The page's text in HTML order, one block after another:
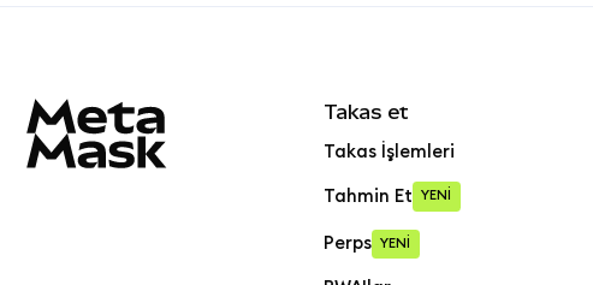
Takas et
Takas İşlemleri
Tahmin Et YENİ
Perps YENİ